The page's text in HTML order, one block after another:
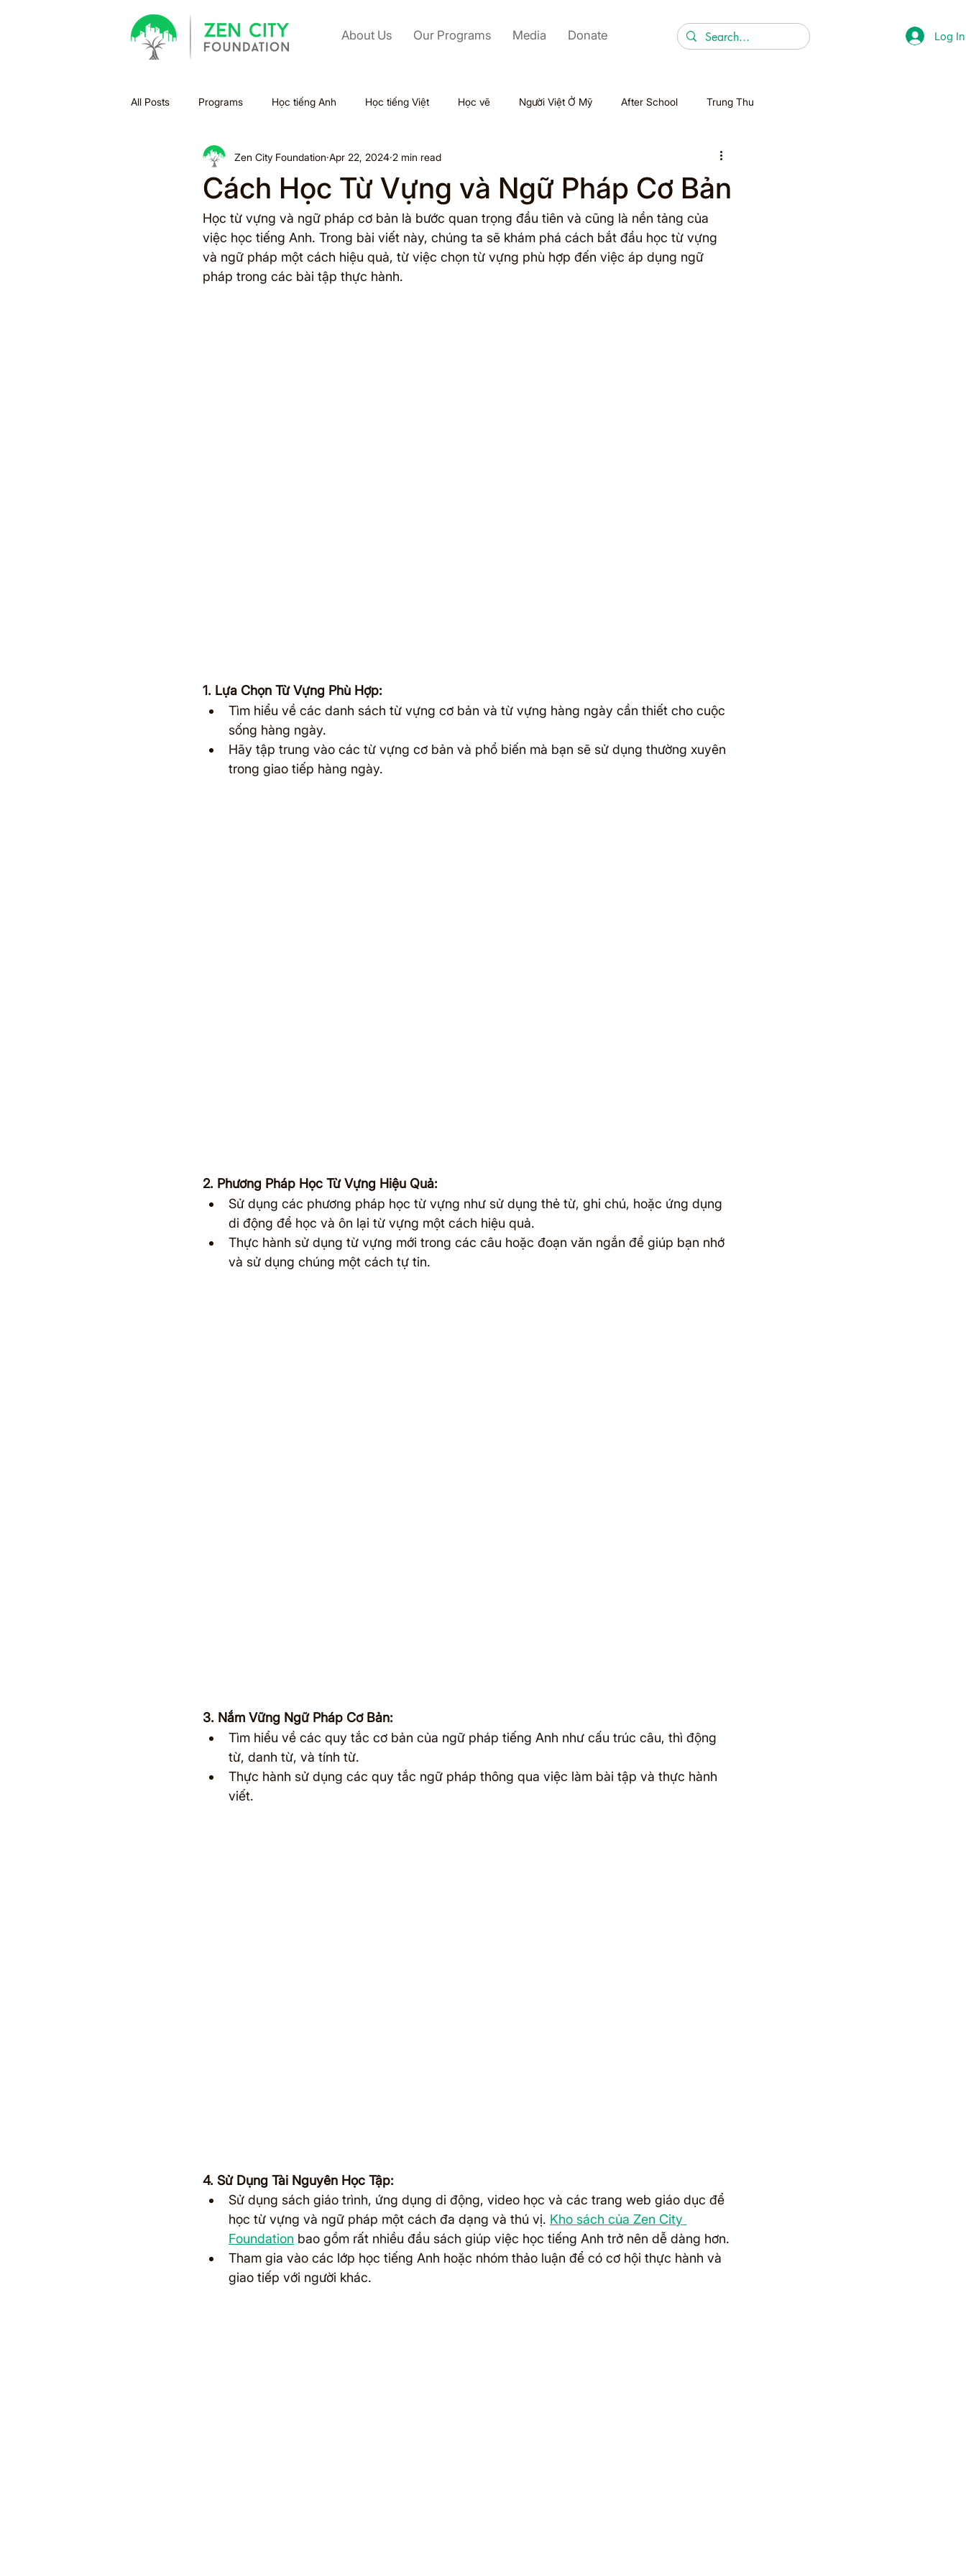
About Us Our Programs Media Donate Log In
All Posts Programs Học tiếng Anh Học tiếng Việt Học vẽ Người Việt Ở Mỹ After School Trung Thu
Halloween Holiday Labor Day Kỹ Năng Mềm
Xu hướng học tập Sách Tết Outsourcing Valentine Thiên tai Du lịch Homeschooling
Summer Bridge Back to school
Cách Học Từ Vựng và Ngữ Pháp Cơ Bản
Zen City Foundation Apr 22, 2024 2 min read
Học từ vựng và ngữ pháp cơ bản là bước quan trọng đầu tiên và cũng là nền tảng của
việc học tiếng Anh. Trong bài viết này, chúng ta sẽ khám phá cách bắt đầu học từ vựng
và ngữ pháp một cách hiệu quả, từ việc chọn từ vựng phù hợp đến việc áp dụng ngữ
pháp trong các bài tập thực hành.
1. Lựa Chọn Từ Vựng Phù Hợp:
Tìm hiểu về các danh sách từ vựng cơ bản và từ vựng hàng ngày cần thiết cho cuộc
sống hàng ngày.
Hãy tập trung vào các từ vựng cơ bản và phổ biến mà bạn sẽ sử dụng thường xuyên
trong giao tiếp hàng ngày.
2. Phương Pháp Học Từ Vựng Hiệu Quả:
Sử dụng các phương pháp học từ vựng như sử dụng thẻ từ, ghi chú, hoặc ứng dụng
di động để học và ôn lại từ vựng một cách hiệu quả.
Thực hành sử dụng từ vựng mới trong các câu hoặc đoạn văn ngắn để giúp bạn nhớ
và sử dụng chúng một cách tự tin.
3. Nắm Vững Ngữ Pháp Cơ Bản:
Tìm hiểu về các quy tắc cơ bản của ngữ pháp tiếng Anh như cấu trúc câu, thì động
từ, danh từ, và tính từ.
Thực hành sử dụng các quy tắc ngữ pháp thông qua việc làm bài tập và thực hành
viết.
4. Sử Dụng Tài Nguyên Học Tập:
Sử dụng sách giáo trình, ứng dụng di động, video học và các trang web giáo dục để
học từ vựng và ngữ pháp một cách đa dạng và thú vị. Kho sách của Zen City
Foundation bao gồm rất nhiều đầu sách giúp việc học tiếng Anh trở nên dễ dàng hơn.
Tham gia vào các lớp học tiếng Anh hoặc nhóm thảo luận để có cơ hội thực hành và
giao tiếp với người khác.